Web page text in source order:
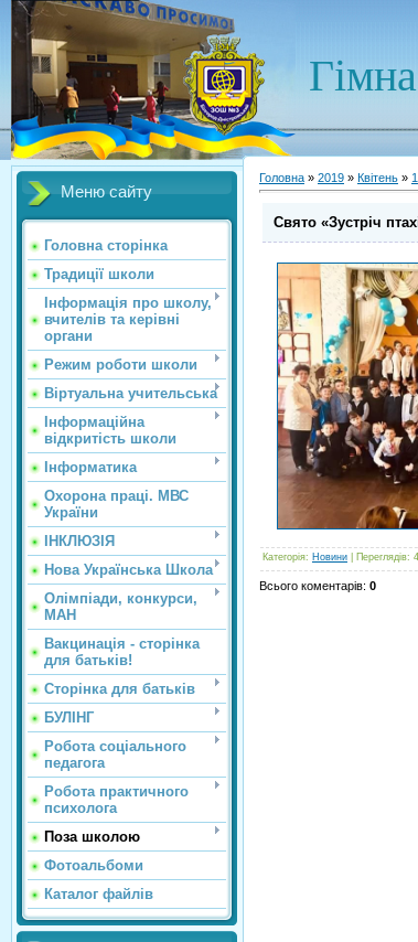
Меню сайту
Головна сторінка
Традиції школи
Інформація про школу,
вчителів та керівні
органи
Режим роботи школи
Віртуальна учительська
Інформаційна
відкритість школи
Інформатика
Охорона праці. МВС
України
ІНКЛЮЗІЯ
Нова Українська Школа
Олімпіади, конкурси,
МАН
Вакцинація - сторінка
для батьків!
Сторінка для батьків
БУЛІНГ
Робота соціального
педагога
Робота практичного
психолога
Поза школою
Фотоальбоми
Каталог файлів
Головна » 2019 » Квітень » 1
Свято «Зустріч
Категорія: Новини Переглядів:
Всього коментарів: 0